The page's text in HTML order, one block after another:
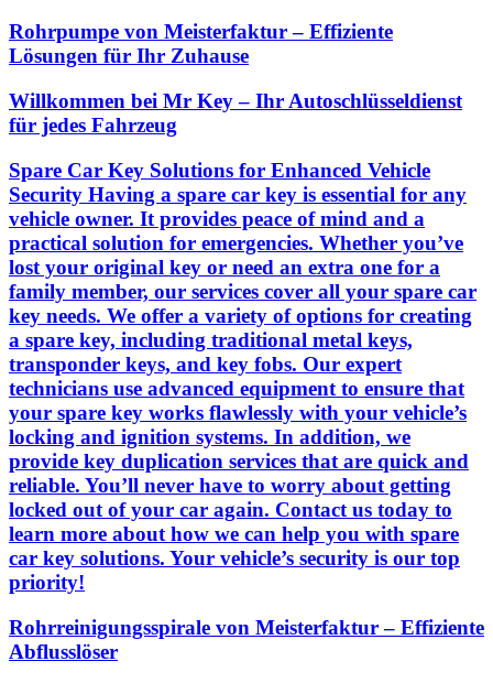
Rohrpumpe von Meisterfaktur – Effiziente
Lösungen für Ihr Zuhause
Willkommen bei Mr Key – Ihr Autoschlüsseldienst
für jedes Fahrzeug
Spare Car Key Solutions for Enhanced Vehicle
Security Having a spare car key is essential for any
vehicle owner. It provides peace of mind and a
practical solution for emergencies. Whether you’ve
lost your original key or need an extra one for a
family member, our services cover all your spare car
key needs. We offer a variety of options for creating
a spare key, including traditional metal keys,
transponder keys, and key fobs. Our expert
technicians use advanced equipment to ensure that
your spare key works flawlessly with your vehicle’s
locking and ignition systems. In addition, we
provide key duplication services that are quick and
reliable. You’ll never have to worry about getting
locked out of your car again. Contact us today to
learn more about how we can help you with spare
car key solutions. Your vehicle’s security is our top
priority!
Rohrreinigungsspirale von Meisterfaktur – Effiziente
Abflusslöser